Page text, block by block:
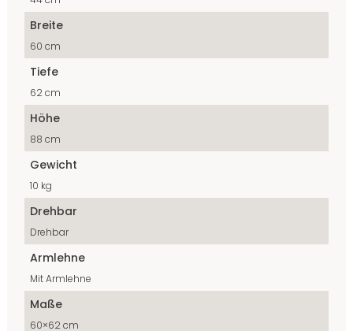
Breite
60 cm
Tiefe
62 cm
Höhe
88 cm
Gewicht
10 kg
Drehbar
Drehbar
Armlehne
Mit Armlehne
Maße
60×62 cm